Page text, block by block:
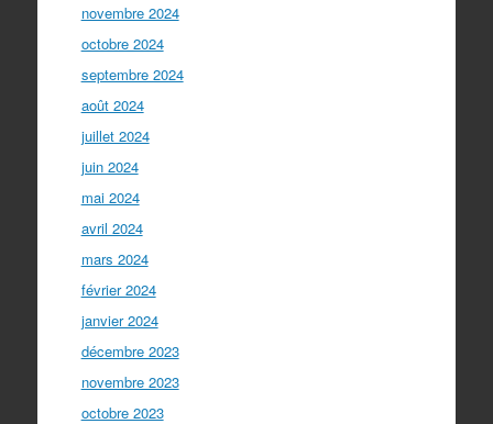
novembre 2024
octobre 2024
septembre 2024
août 2024
juillet 2024
juin 2024
mai 2024
avril 2024
mars 2024
février 2024
janvier 2024
décembre 2023
novembre 2023
octobre 2023